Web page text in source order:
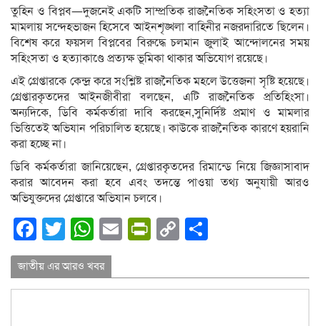
তুহিন ও বিপ্লব—দুজনেই একটি সাম্প্রতিক রাজনৈতিক সহিংসতা ও হত্যা
মামলায় সন্দেহভাজন হিসেবে আইনশৃঙ্খলা বাহিনীর নজরদারিতে ছিলেন।
বিশেষ করে ফয়সল বিপ্লবের বিরুদ্ধে চলমান জুলাই আন্দোলনের সময়
সহিংসতা ও হত্যাকাণ্ডে প্রত্যক্ষ ভূমিকা থাকার অভিযোগ রয়েছে।
এই গ্রেপ্তারকে কেন্দ্র করে সংশ্লিষ্ট রাজনৈতিক মহলে উত্তেজনা সৃষ্টি হয়েছে।
গ্রেপ্তারকৃতদের আইনজীবীরা বলছেন, এটি রাজনৈতিক প্রতিহিংসা।
অন্যদিকে, ডিবি কর্মকর্তারা দাবি করছেন,সুনির্দিষ্ট প্রমাণ ও মামলার
ভিত্তিতেই অভিযান পরিচালিত হয়েছে। কাউকে রাজনৈতিক কারণে হয়রানি
করা হচ্ছে না।
ডিবি কর্মকর্তারা জানিয়েছেন, গ্রেপ্তারকৃতদের রিমান্ডে নিয়ে জিজ্ঞাসাবাদ
করার আবেদন করা হবে এবং তদন্তে পাওয়া তথ্য অনুযায়ী আরও
অভিযুক্তদের গ্রেপ্তারে অভিযান চলবে।
Facebook
Twitter
WhatsApp
EmailPrintFriendly
Copy
জাতীয় এর আরও খবর